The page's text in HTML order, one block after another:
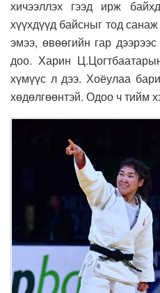
хичээллэх гээд ирж
хүүхдүүд байсныг тод
эмээ, өвөөгийн гар
доо. Харин
хүмүүс л дээ. Хоёулаа
хөдөлгөөнтэй. Одоо ч тийм